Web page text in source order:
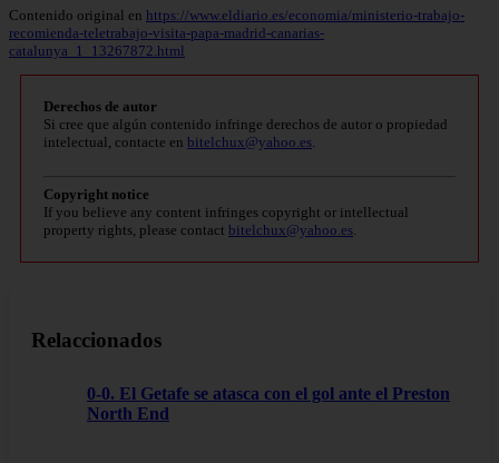
Contenido original en https://www.eldiario.es/economia/ministerio-trabajo-
recomienda-teletrabajo-visita-papa-madrid-canarias-
catalunya_1_13267872.html
Derechos de autor
Si cree que algún contenido infringe derechos de autor o propiedad
intelectual, contacte en bitelchux@yahoo.es
Copyright notice
If you believe any content infringes copyright or intellectual
property rights, please contact bitelchux@yahoo.es
Relaccionados
0-0. El Getafe se atasca con el gol ante el Preston
North End